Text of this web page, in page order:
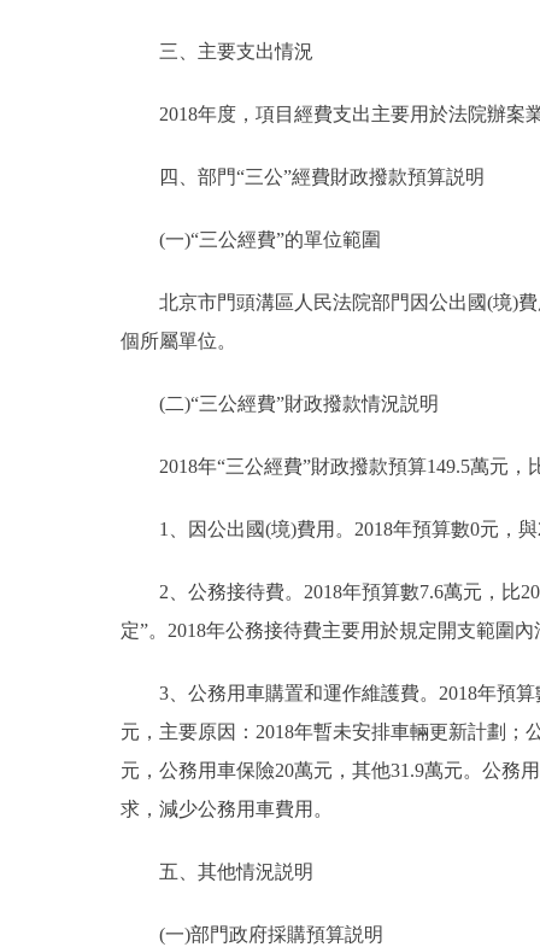
三、主要支出情況
2018年度，項目經費支出主要用於法院辦案
四、部門“三公”經費財政撥款預算説明
(一)“三公經費”的單位範圍
北京市門頭溝區人民法院部門因公出國(境)費
個所屬單位。
(二)“三公經費”財政撥款情況説明
2018年“三公經費”財政撥款預算149.5萬元，
1、因公出國(境)費用。2018年預算數0元，與
2、公務接待費。2018年預算數7.6萬元，比
定”。2018年公務接待費主要用於規定開支範圍
3、公務用車購置和運作維護費。2018年預算
元，主要原因：2018年暫未安排車輛更新計劃；
元，公務用車保險20萬元，其他31.9萬元。公務
求，減少公務用車費用。
五、其他情況説明
(一)部門政府採購預算説明